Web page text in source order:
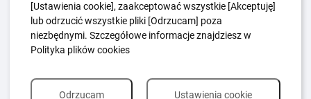
Polityka Ochrony Dzieci
Sygnaliści
Polityka plików cookie
[Ustawienia cookie], zaakceptować wszystkie [Akceptuję]
lub odrzucić wszystkie pliki [Odrzucam] poza
niezbędnymi. Szczegółowe informacje znajdziesz w
Polityka plików cookies
Ustawienia cookie
Odrzucam